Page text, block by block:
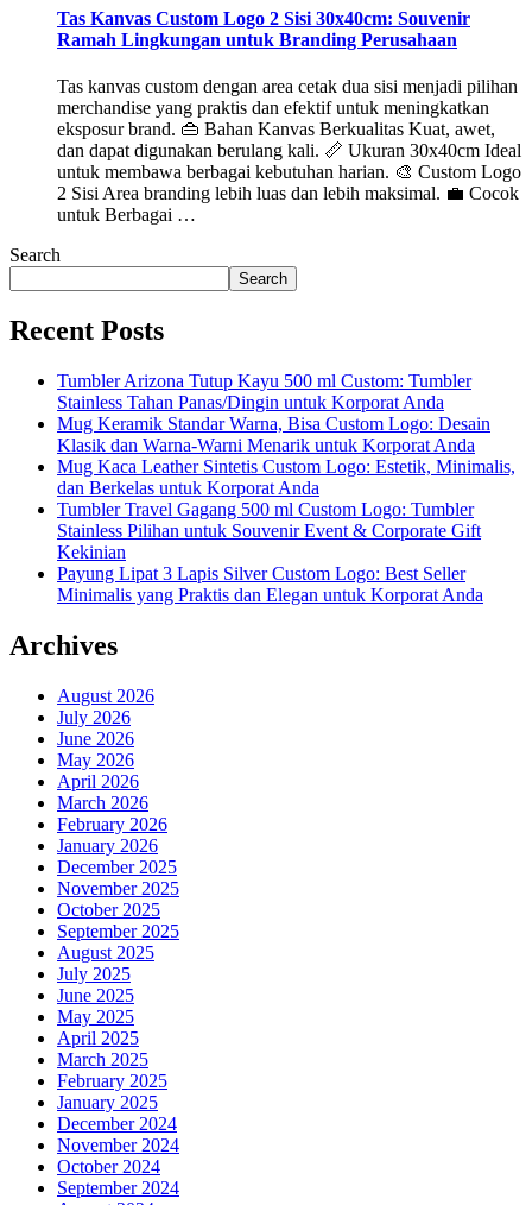
Tas Kanvas Custom Logo 2 Sisi 30x40cm: Souvenir
Ramah Lingkungan untuk Branding Perusahaan
Tas kanvas custom dengan area cetak dua sisi menjadi pilihan
merchandise yang praktis dan efektif untuk meningkatkan
eksposur brand. 👜 Bahan Kanvas Berkualitas Kuat, awet,
dan dapat digunakan berulang kali. 📏 Ukuran 30x40cm Ideal
untuk membawa berbagai kebutuhan harian. 🎨 Custom Logo
2 Sisi Area branding lebih luas dan lebih maksimal. 💼 Cocok
untuk Berbagai …
Search
Search
Recent Posts
Tumbler Arizona Tutup Kayu 500 ml Custom: Tumbler
Stainless Tahan Panas/Dingin untuk Korporat Anda
Mug Keramik Standar Warna, Bisa Custom Logo: Desain
Klasik dan Warna-Warni Menarik untuk Korporat Anda
Mug Kaca Leather Sintetis Custom Logo: Estetik, Minimalis,
dan Berkelas untuk Korporat Anda
Tumbler Travel Gagang 500 ml Custom Logo: Tumbler
Stainless Pilihan untuk Souvenir Event & Corporate Gift
Kekinian
Payung Lipat 3 Lapis Silver Custom Logo: Best Seller
Minimalis yang Praktis dan Elegan untuk Korporat Anda
Archives
August 2026
July 2026
June 2026
May 2026
April 2026
March 2026
February 2026
January 2026
December 2025
November 2025
October 2025
September 2025
August 2025
July 2025
June 2025
May 2025
April 2025
March 2025
February 2025
January 2025
December 2024
November 2024
October 2024
September 2024